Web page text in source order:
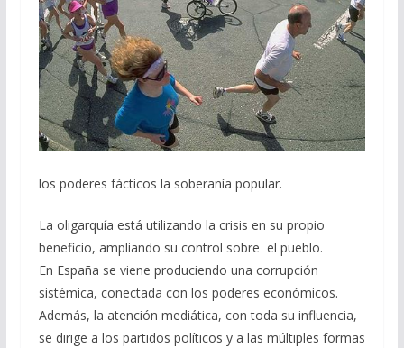
los poderes fácticos la soberanía popular.
La oligarquía está utilizando la crisis en su propio
beneficio, ampliando su control sobre el pueblo.
En España se viene produciendo una corrupción
sistémica, conectada con los poderes económicos.
Además, la atención mediática, con toda su influencia,
se dirige a los partidos políticos y a las múltiples formas